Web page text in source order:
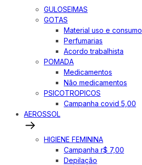
GULOSEIMAS
GOTAS
Material uso e consumo
Perfumarias
Acordo trabalhista
POMADA
Medicamentos
Não medicamentos
PSICOTROPICOS
Campanha covid 5,00
AEROSSOL
HIGIENE FEMININA
Campanha r$ 7,00
Depilação